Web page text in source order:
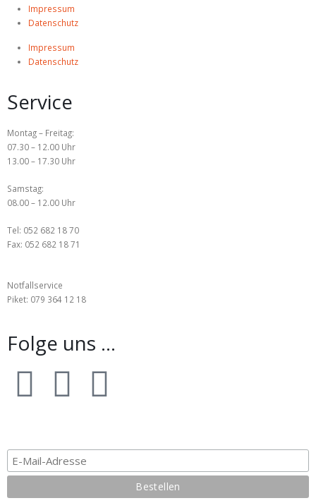
Impressum
Datenschutz
Impressum
Datenschutz
Service
Montag – Freitag:
07.30 – 12.00 Uhr
13.00 – 17.30 Uhr
Samstag:
08.00 – 12.00 Uhr
Tel: 052 682 18 70
Fax: 052 682 18 71
Notfallservice
Piket: 079 364 12 18
Folge uns ...